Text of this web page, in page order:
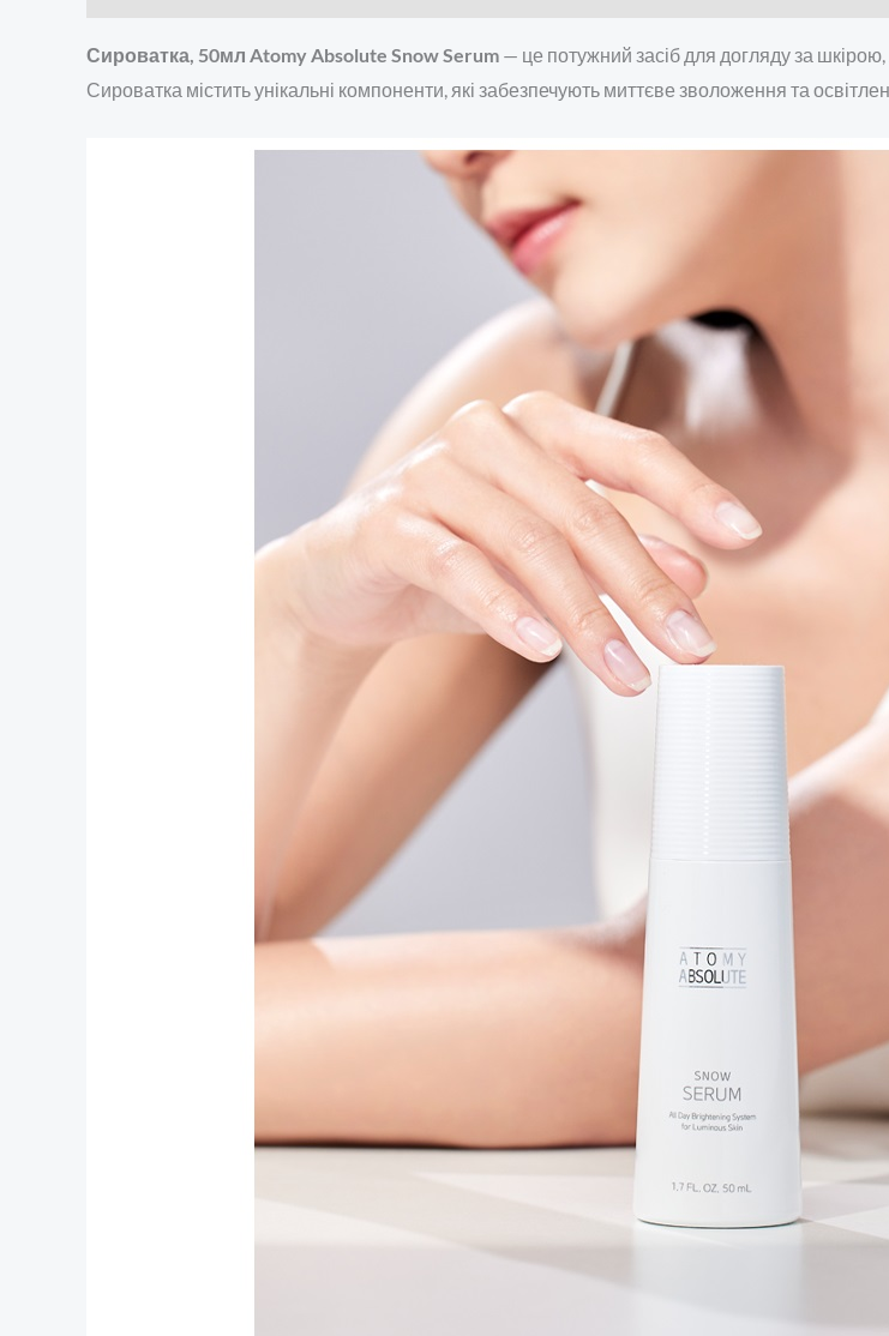
Сироватка, 50мл Atomy Absolute Snow Serum — це потужний засіб для догляду за
Сироватка містить унікальні компоненти, які забезпечують миттєве зволоження та